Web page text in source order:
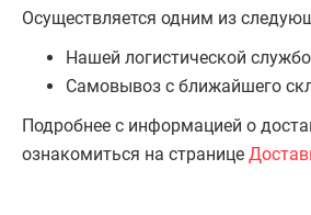
Осуществляется одним из
Нашей логистической
Самовывоз с ближайшего
Подробнее с информацией о
ознакомиться на странице